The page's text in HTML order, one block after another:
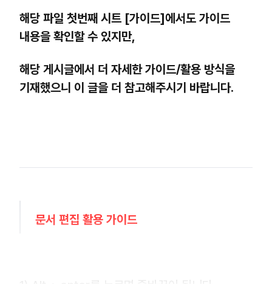
해당 파일 첫번째 시트 [가이드]에서도 가이드
내용을 확인할 수 있지만,
해당 게시글에서 더 자세한 가이드/활용 방식을
기재했으니 이 글을 더 참고해주시기 바랍니다.
문서 편집 활용 가이드